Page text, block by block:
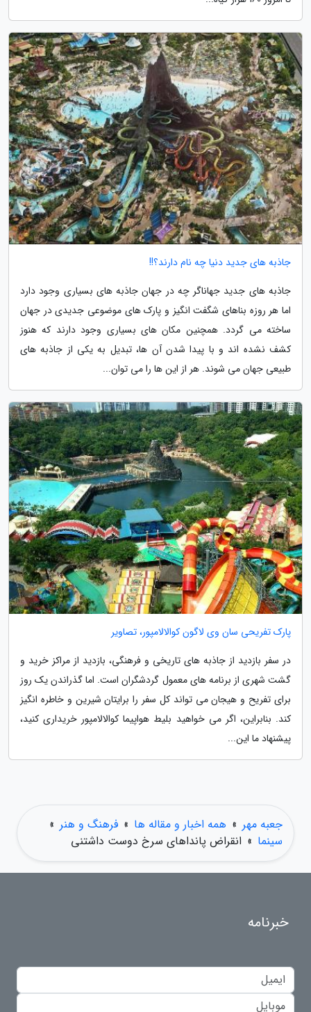
جاذبه های جدید دنیا چه نام دارند؟!!
جاذبه های جدید جهاناگر چه در جهان جاذبه های بسیاری وجود دارد
اما هر روزه بناهای شگفت انگیز و پارک های موضوعی جدیدی در جهان
ساخته می گردد. همچنین مکان های بسیاری وجود دارند که هنوز
کشف نشده اند و با پیدا شدن آن ها، تبدیل به یکی از جاذبه های
طبیعی جهان می شوند. هر از این ها را می توان...
پارک تفریحی سان وی لاگون کوالالامپور، تصاویر
در سفر بازدید از جاذبه های تاریخی و فرهنگی، بازدید از مراکز خرید و
گشت شهری از برنامه های معمول گردشگران است. اما گذراندن یک روز
برای تفریح و هیجان می تواند کل سفر را برایتان شیرین و خاطره انگیز
کند. بنابراین، اگر می خواهید بلیط هواپیما کوالالامپور خریداری کنید،
پیشنهاد ما این...
جعبه مهر » همه اخبار و مقاله ها » فرهنگ و هنر »
سینما » انقراض پانداهای سرخ دوست داشتنی
خبرنامه